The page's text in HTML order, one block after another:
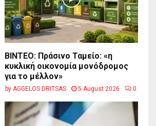
BINTEO: Πράσινο Ταμείο: «η
κυκλική οικονομία μονόδρομος
για το μέλλον»
by AGGELOS DRITSAS 5 August 2026 0